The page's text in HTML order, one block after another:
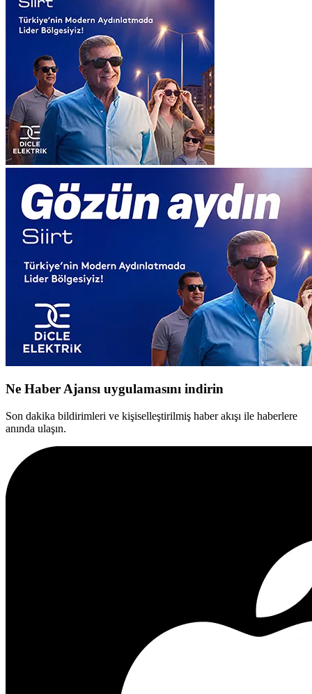
Ne Haber Ajansı uygulamasını indirin
Son dakika bildirimleri ve kişiselleştirilmiş haber akışı ile haberlere
anında ulaşın.